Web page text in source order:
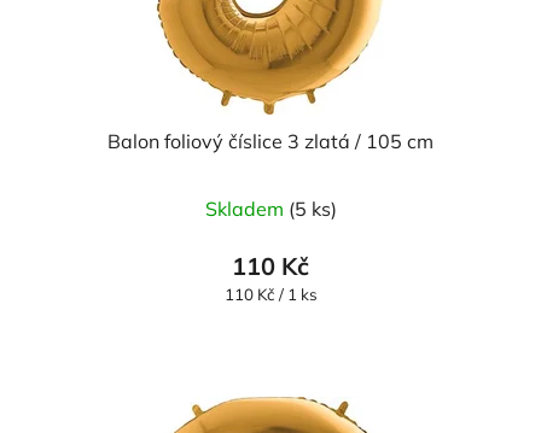
Balon foliový číslice 3 zlatá / 105 cm
Skladem (5 ks)
110 Kč
Měrná
110 Kč / 1 ks